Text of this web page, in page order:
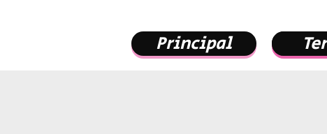
Principal